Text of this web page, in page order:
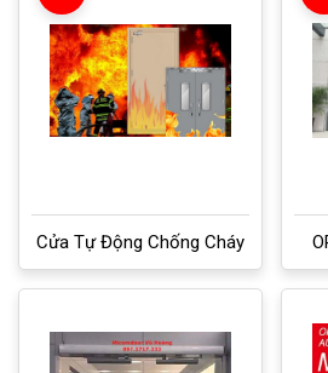
Cửa Tự Động Chống Cháy